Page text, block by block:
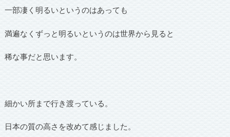
一部凄く明るいというのはあっても
満遍なくずっと明るいというのは世界から見ると
稀な事だと思います。
細かい所まで行き渡っている。
日本の質の高さを改めて感じました。